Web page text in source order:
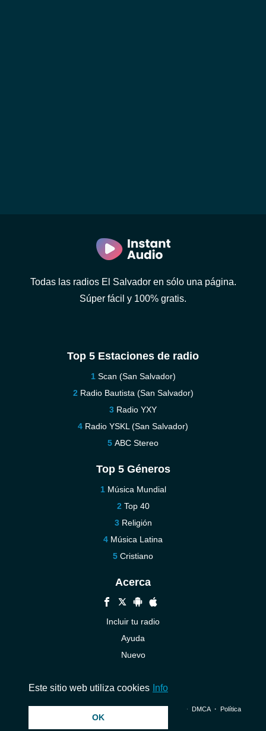
Todas las radios El Salvador en sólo una página.
Súper fácil y 100% gratis.
Top 5 Estaciones de radio
Scan (San Salvador)
Radio Bautista (San Salvador)
Radio YXY
Radio YSKL (San Salvador)
ABC Stereo
Top 5 Géneros
Música Mundial
Top 40
Religión
Música Latina
Cristiano
Acerca
Incluir tu radio
Ayuda
Nuevo
© 2026 InstantAudio. Reservados todos los derechos. ・ DMCA・ Política
Este sitio web utiliza cookies Info
OK